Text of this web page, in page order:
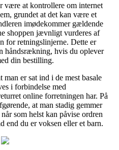
være at kontrollere om internet
grundet at det kan være et
imødekommer gældende
shoppen jævnligt vurderes af
for retningslinjerne. Dette er
håndsrækning, hvis du oplever
din bestilling.
er sat ind i de mest basale
i forbindelse med
online forretningen har. På
at man stadig gemmer
som helst kan påvise ordren
end du er voksen eller et barn.